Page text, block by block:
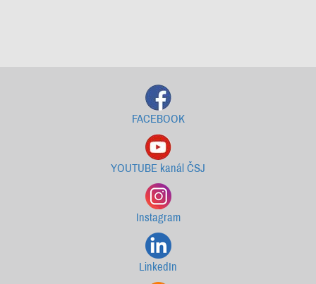
FACEBOOK
YOUTUBE kanál ČSJ
Instagram
LinkedIn